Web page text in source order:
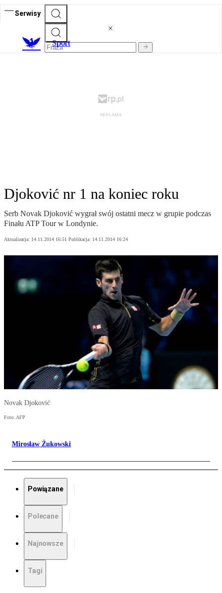
Serwisy
Sport
Djoković nr 1 na koniec roku
Serb Novak Djoković wygrał swój ostatni mecz w grupie podczas
Finału ATP Tour w Londynie.
Aktualizacja: 14.11.2014 16:51 Publikacja: 14.11.2014 16:24
Novak Djoković
Foto: AFP
Mirosław Żukowski
Powiązane
Polecane
Najnowsze
Tagi